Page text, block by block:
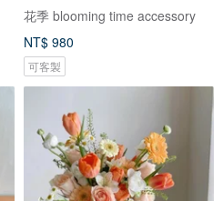
花季 blooming time accessory
NT$ 980
可客製